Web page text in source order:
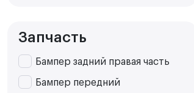
Запчасть
Бампер задний правая часть
Бампер передний